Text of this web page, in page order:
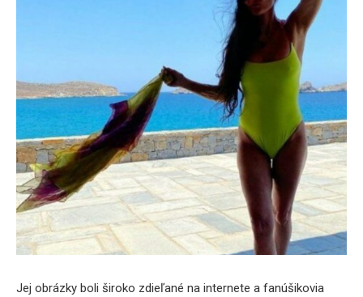
Jej obrázky boli široko zdieľané na internete a fanúšikovia